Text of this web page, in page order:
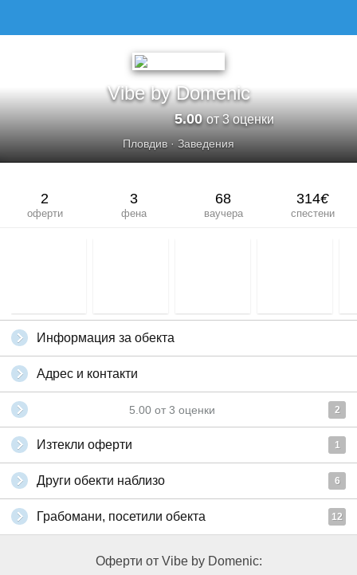
Vibe by Domenic
5.00от 3 оценки
Пловдив· Заведения
2
оферти
3
фена
68
ваучера
314€
спестени
Информация за обекта
Адрес и контакти
5.00 от 3 оценки 2
Изтекли оферти 1
Други обекти наблизо 6
Грабомани, посетили обекта 12
Оферти от Vibe by Domenic: